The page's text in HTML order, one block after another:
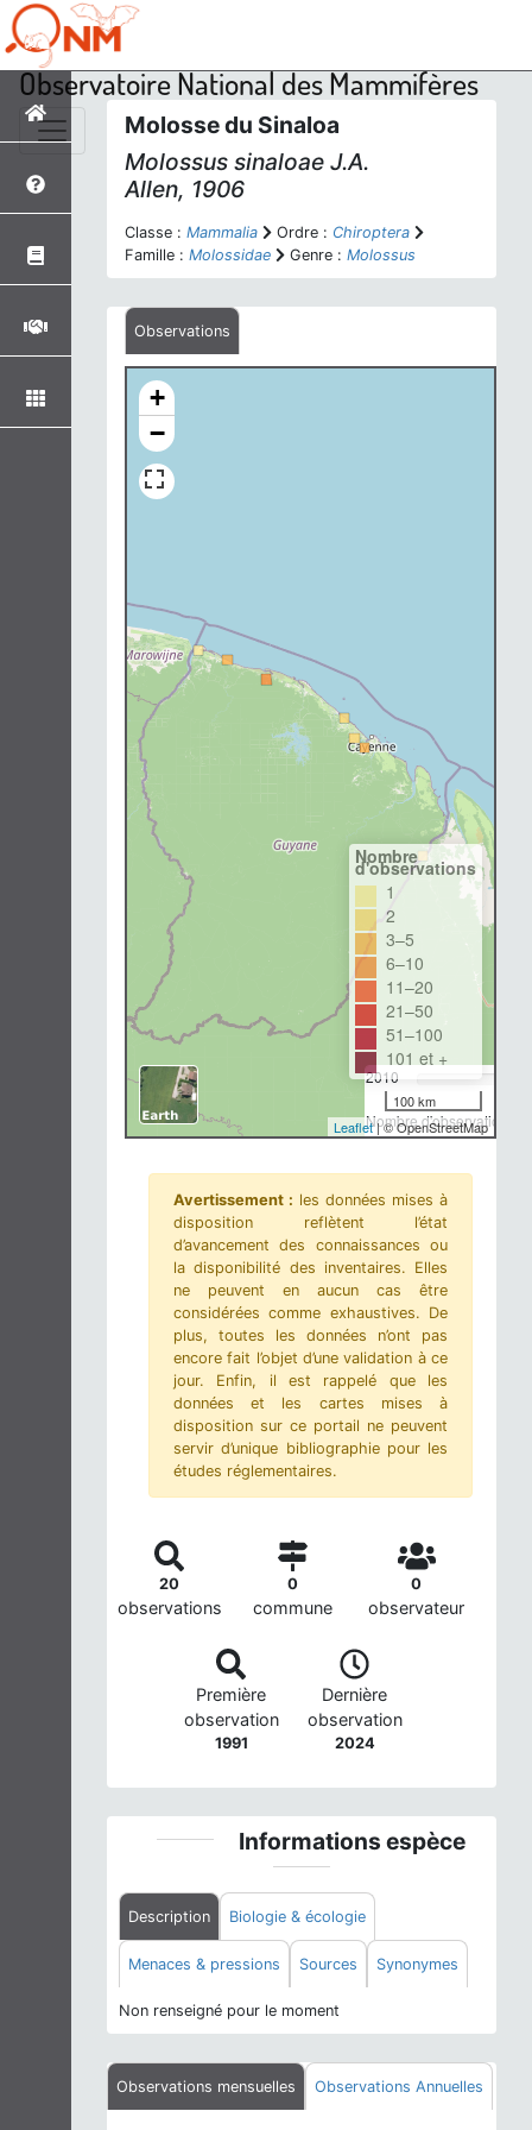
Observatoire National des Mammifères
Molosse du Sinaloa
Molossus sinaloae J.A.
Allen, 1906
Classe : Mammalia Ordre : Chiroptera
Famille : Molossidae Genre : Molossus
Observations
+
−
2010
Nombre d'observations-
Nombre
d'observations
1
2
3–5
6–10
11–20
21–50
51–100
101 et +
100 km
Leaflet| © OpenStreetMap
Avertissement : les données mises à
disposition reflètent l’état
d’avancement des connaissances ou
la disponibilité des inventaires. Elles
ne peuvent en aucun cas être
considérées comme exhaustives. De
plus, toutes les données n’ont pas
encore fait l’objet d’une validation à ce
jour. Enfin, il est rappelé que les
données et les cartes mises à
disposition sur ce portail ne peuvent
servir d’unique bibliographie pour les
études réglementaires.
20
observations
0
commune
0
observateur
Première
observation
1991
Dernière
observation
2024
Informations espèce
Description Biologie & écologie
Menaces & pressions Sources Synonymes
Non renseigné pour le moment
Observations mensuelles Observations Annuelles